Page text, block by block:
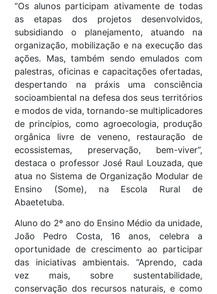
“Os alunos participam ativamente de todas
as etapas dos projetos desenvolvidos,
subsidiando o planejamento, atuando na
organização, mobilização e na execução das
ações. Mas, também sendo emulados com
palestras, oficinas e capacitações ofertadas,
despertando na práxis uma consciência
socioambiental na defesa dos seus territórios
e modos de vida, tornando-se multiplicadores
de princípios, como agroecologia, produção
orgânica livre de veneno, restauração de
ecossistemas, preservação, bem-viver”,
destaca o professor José Raul Louzada, que
atua no Sistema de Organização Modular de
Ensino (Some), na Escola Rural de
Abaetetuba.
Aluno do 2º ano do Ensino Médio da unidade,
João Pedro Costa, 16 anos, celebra a
oportunidade de crescimento ao participar
das iniciativas ambientais. “Aprendo, cada
vez mais, sobre sustentabilidade,
conservação dos recursos naturais, e como